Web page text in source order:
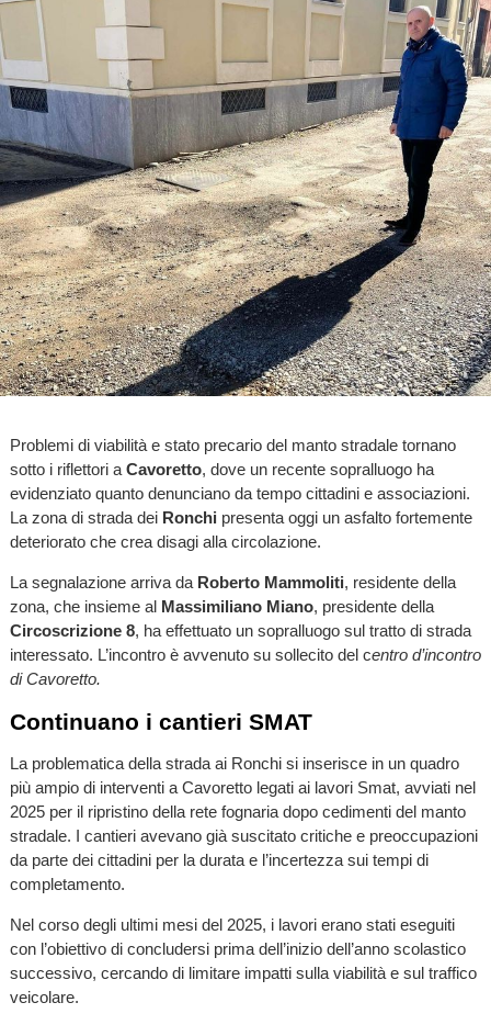
Problemi di viabilità e stato precario del manto stradale tornano
sotto i riflettori a Cavoretto, dove un recente sopralluogo ha
evidenziato quanto denunciano da tempo cittadini e associazioni.
La zona di strada deiRonchi presenta oggi un asfalto fortemente
deteriorato che crea disagi alla circolazione.
La segnalazione arriva da Roberto Mammoliti, residente della
zona, che insieme al Massimiliano Miano, presidente della
Circoscrizione 8, ha effettuato un sopralluogo sul tratto di strada
interessato. L’incontro è avvenuto su sollecito del centro d’incontro
di Cavoretto.
Continuano i cantieri SMAT
La problematica della strada ai Ronchi si inserisce in un quadro
più ampio di interventi a Cavoretto legati ai lavori Smat, avviati nel
2025 per il ripristino della rete fognaria dopo cedimenti del manto
stradale. I cantieri avevano già suscitato critiche e preoccupazioni
da parte dei cittadini per la durata e l’incertezza sui tempi di
completamento.
Nel corso degli ultimi mesi del 2025, i lavori erano stati eseguiti
con l’obiettivo di concludersi prima dell’inizio dell’anno scolastico
successivo, cercando di limitare impatti sulla viabilità e sul traffico
veicolare.